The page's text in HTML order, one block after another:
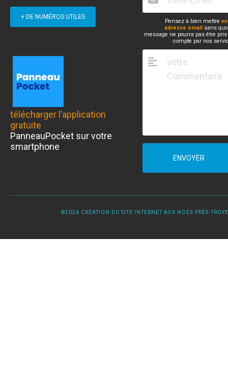
+ DE NUMÉROS UTILES
télécharger l’application
gratuite
PanneauPocket sur votre
smartphone
Pensez à bien mettre
adresse email sans
message ne pourra pas être
compte par nos
ENVOYER
©2026 CRÉATION DU SITE INTERNET AUX NOËS-PRÈS-